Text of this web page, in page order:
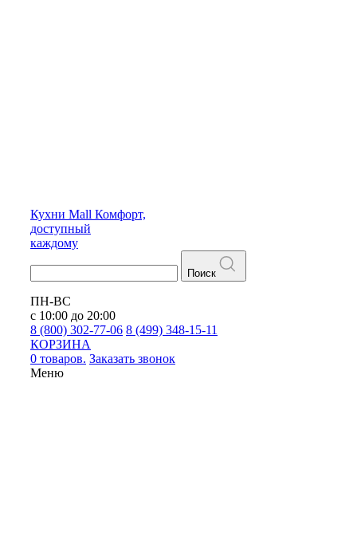
Кухни Mall Комфорт,
доступный
каждому
Поиск
ПН-ВС
с 10:00 до 20:00
8 (800) 302-77-06 8 (499) 348-15-11
КОРЗИНА
0 товаров. Заказать звонок
Меню